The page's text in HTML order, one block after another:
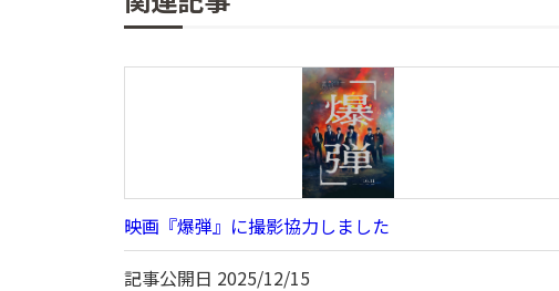
映画『爆弾』に撮影協力しました
記事公開日 2025/12/15